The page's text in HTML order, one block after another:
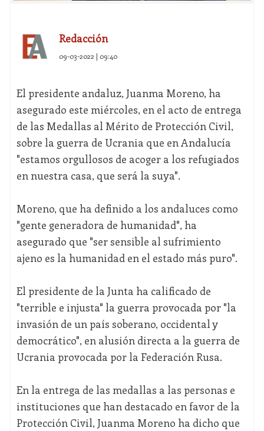
Redacción
09-03-2022 | 09:40
El presidente andaluz, Juanma Moreno, ha
asegurado este miércoles, en el acto de entrega
de las Medallas al Mérito de Protección Civil,
sobre la guerra de Ucrania que en Andalucía
"estamos orgullosos de acoger a los refugiados
en nuestra casa, que será la suya".
Moreno, que ha definido a los andaluces como
"gente generadora de humanidad", ha
asegurado que "ser sensible al sufrimiento
ajeno es la humanidad en el estado más puro".
El presidente de la Junta ha calificado de
"terrible e injusta" la guerra provocada por "la
invasión de un país soberano, occidental y
democrático", en alusión directa a la guerra de
Ucrania provocada por la Federación Rusa.
En la entrega de las medallas a las personas e
instituciones que han destacado en favor de la
Protección Civil, Juanma Moreno ha dicho que